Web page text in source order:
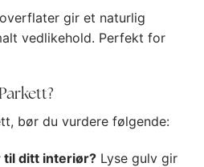
gir et naturlig
vedlikehold. Perfekt for
bør du vurdere følgende:
til ditt interiør? Lyse gulv gir